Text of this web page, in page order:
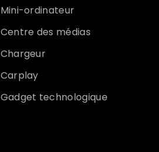
Mini-ordinateur
Centre des médias
Chargeur
Carplay
Gadget technologique